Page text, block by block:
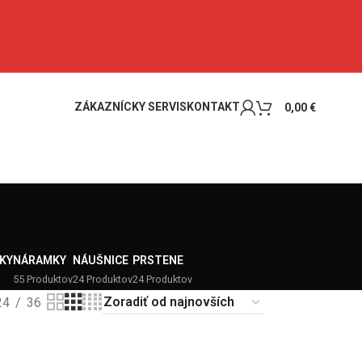
ZÁKAZNÍCKY SERVIS KONTAKT 0,00€
NÁRAMKY
55 Produktov
NÁUŠNICE
24 Produktov
PRSTENE
24 Produktov
36